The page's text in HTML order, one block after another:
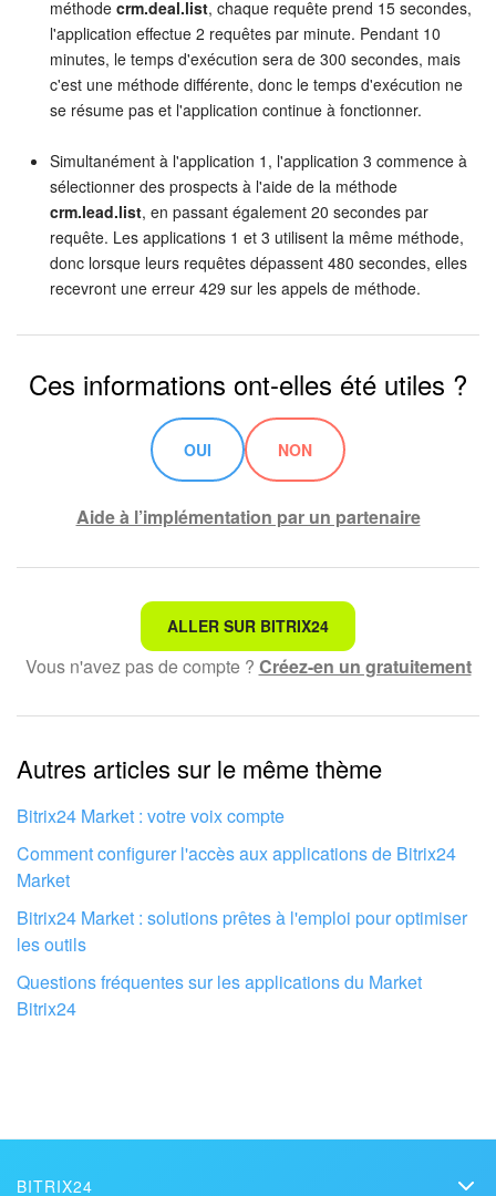
Messagerie web
CRM
CoPilot - IA dans Bitrix24
Signature électronique
Signature électronique pour les RH
Automatisation
Processus d’entreprise
CRM + Boutique en ligne
Centre de contact
Widget de l'employé
Téléphonie
méthode crm.deal.list, chaque requête prend 15 secondes,
l'application effectue 2 requêtes par minute. Pendant 10
minutes, le temps d'exécution sera de 300 secondes, mais
c'est une méthode différente, donc le temps d'exécution ne
se résume pas et l'application continue à fonctionner.
Simultanément à l'application 1, l'application 3 commence à
sélectionner des prospects à l'aide de la méthode
crm.lead.list, en passant également 20 secondes par
requête. Les applications 1 et 3 utilisent la même méthode,
donc lorsque leurs requêtes dépassent 480 secondes, elles
recevront une erreur 429 sur les appels de méthode.
Ces informations ont-elles été utiles ?
OUI NON
Aide à l’implémentation par un partenaire
Ce n'est pas ce que je recherche
Texte compliqué et incompréhensible
Les informations sont obsolètes
Trop court, j'ai besoin de plus d'informations
Je n'aime pas comment cet outil fonctionne
Faites configurer votre compte Bitrix24
ALLER SUR BITRIX24
Vous n'avez pas de compte ? Créez-en un gratuitement
Autres articles sur le même thème
Bitrix24 Market : votre voix compte
Comment configurer l'accès aux applications de Bitrix24
Market
Bitrix24 Market : solutions prêtes à l'emploi pour optimiser
les outils
Questions fréquentes sur les applications du Market
Bitrix24
BITRIX24